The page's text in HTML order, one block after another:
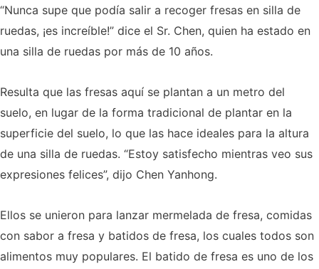
“Nunca supe que podía salir a recoger fresas en silla de
ruedas, ¡es increíble!” dice el Sr. Chen, quien ha estado en
una silla de ruedas por más de 10 años.
Resulta que las fresas aquí se plantan a un metro del
suelo, en lugar de la forma tradicional de plantar en la
superficie del suelo, lo que las hace ideales para la altura
de una silla de ruedas. “Estoy satisfecho mientras veo sus
expresiones felices”, dijo Chen Yanhong.
Ellos se unieron para lanzar mermelada de fresa, comidas
con sabor a fresa y batidos de fresa, los cuales todos son
alimentos muy populares. El batido de fresa es uno de los